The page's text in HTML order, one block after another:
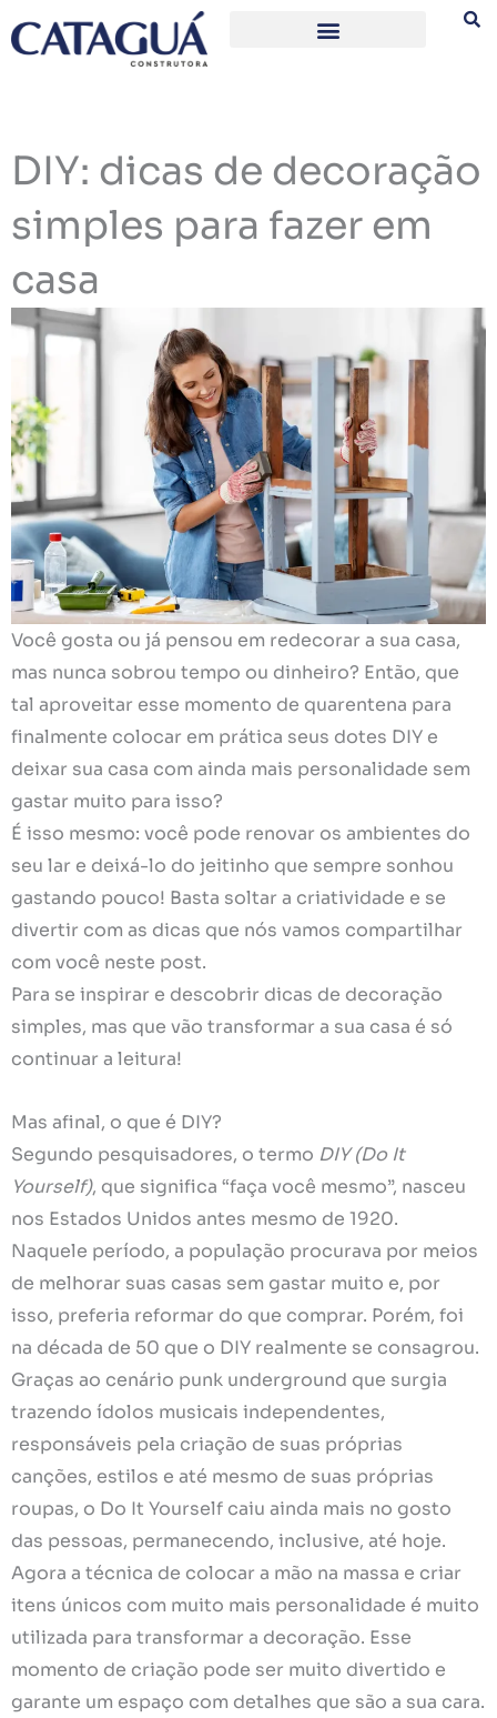
para
DIY: dicas de decoração
simples para fazer em
casa
Você gosta ou já pensou em redecorar a sua casa,
mas nunca sobrou tempo ou dinheiro? Então, que
tal aproveitar esse momento de quarentena para
finalmente colocar em prática seus dotes DIY e
deixar sua casa com ainda mais personalidade sem
gastar muito para isso?
É isso mesmo: você pode renovar os ambientes do
seu lar e deixá-lo do jeitinho que sempre sonhou
gastando pouco! Basta soltar a criatividade e se
divertir com as dicas que nós vamos compartilhar
com você neste post.
Para se inspirar e descobrir dicas de decoração
simples, mas que vão transformar a sua casa é só
continuar a leitura!
Mas afinal, o que é DIY?
Segundo pesquisadores, o termo DIY (Do It
Yourself), que significa “faça você mesmo”, nasceu
nos Estados Unidos antes mesmo de 1920.
Naquele período, a população procurava por meios
de melhorar suas casas sem gastar muito e, por
isso, preferia reformar do que comprar. Porém, foi
na década de 50 que o DIY realmente se consagrou.
Graças ao cenário punk underground que surgia
trazendo ídolos musicais independentes,
responsáveis pela criação de suas próprias
canções, estilos e até mesmo de suas próprias
roupas, o Do It Yourself caiu ainda mais no gosto
das pessoas, permanecendo, inclusive, até hoje.
Agora a técnica de colocar a mão na massa e criar
itens únicos com muito mais personalidade é muito
utilizada para transformar a decoração. Esse
momento de criação pode ser muito divertido e
garante um espaço com detalhes que são a sua cara.